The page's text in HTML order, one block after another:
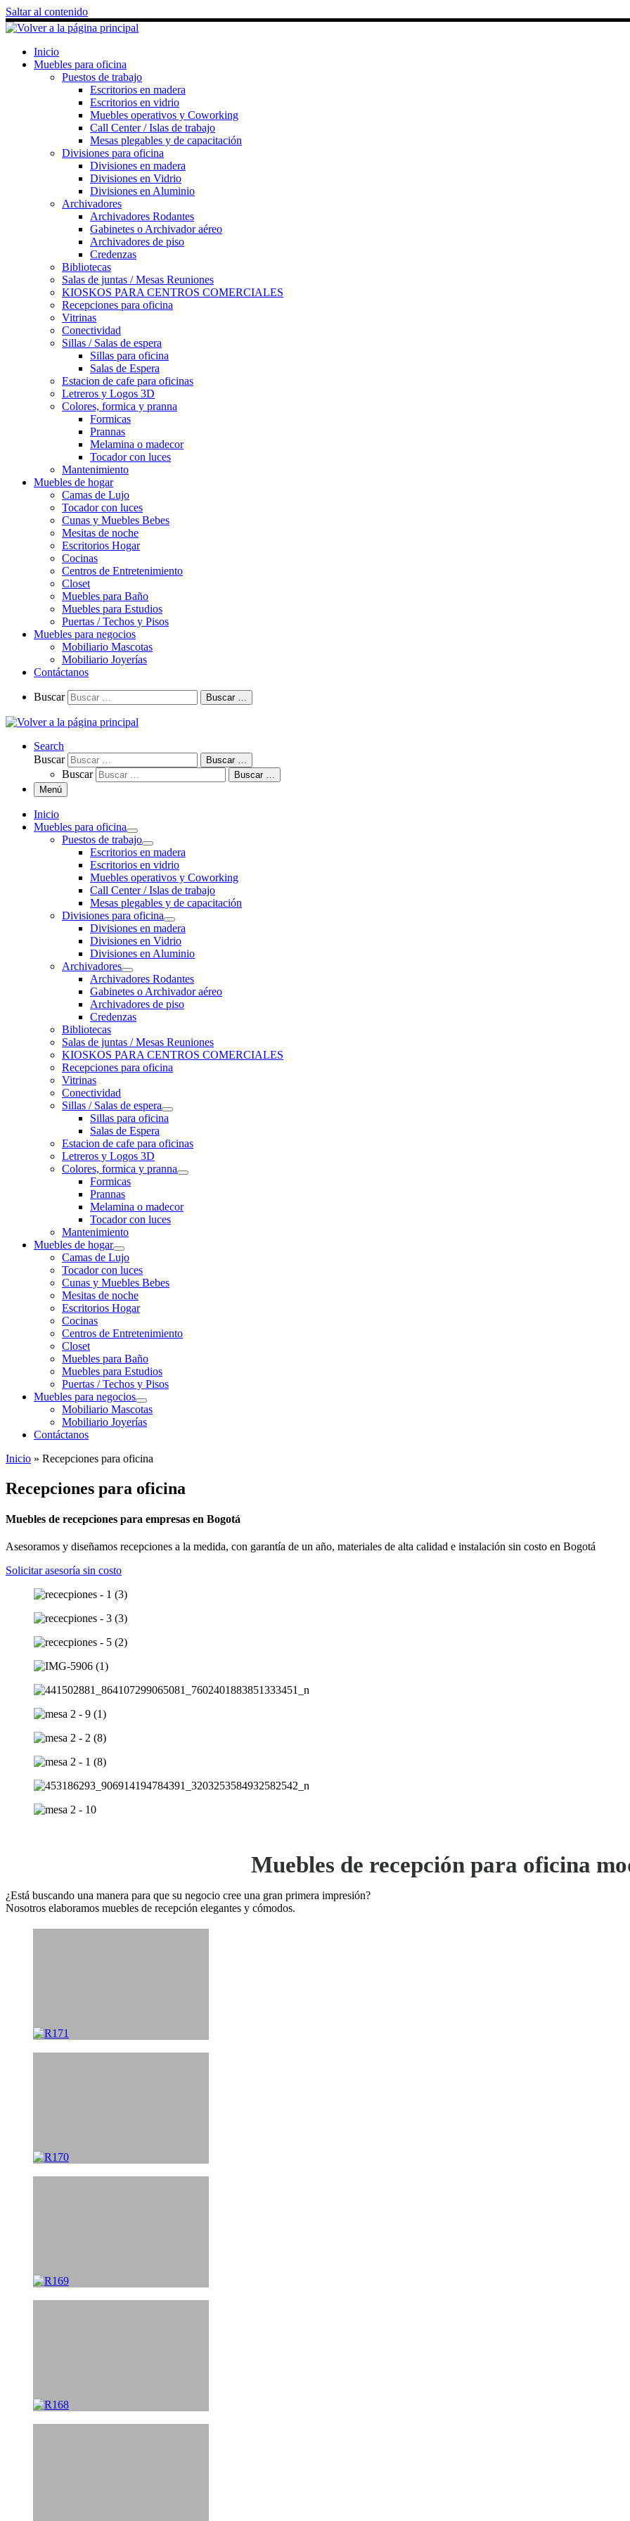
Saltar al contenido
Inicio
Muebles para oficina
Puestos de trabajo
Escritorios en madera
Escritorios en vidrio
Muebles operativos y Coworking
Call Center / Islas de trabajo
Mesas plegables y de capacitación
Divisiones para oficina
Divisiones en madera
Divisiones en Vidrio
Divisiones en Aluminio
Archivadores
Archivadores Rodantes
Gabinetes o Archivador aéreo
Archivadores de piso
Credenzas
Bibliotecas
Salas de juntas / Mesas Reuniones
KIOSKOS PARA CENTROS COMERCIALES
Recepciones para oficina
Vitrinas
Conectividad
Sillas / Salas de espera
Sillas para oficina
Salas de Espera
Estacion de cafe para oficinas
Letreros y Logos 3D
Colores, formica y pranna
Formicas
Prannas
Melamina o madecor
Tocador con luces
Mantenimiento
Muebles de hogar
Camas de Lujo
Tocador con luces
Cunas y Muebles Bebes
Mesitas de noche
Escritorios Hogar
Cocinas
Centros de Entretenimiento
Closet
Muebles para Baño
Muebles para Estudios
Puertas / Techos y Pisos
Muebles para negocios
Mobiliario Mascotas
Mobiliario Joyerías
Contáctanos
Buscar Buscar …
Search
Buscar
Buscar …
Buscar
Buscar …
Menú
Inicio
Muebles para oficina
Puestos de trabajo
Escritorios en madera
Escritorios en vidrio
Muebles operativos y Coworking
Call Center / Islas de trabajo
Mesas plegables y de capacitación
Divisiones para oficina
Divisiones en madera
Divisiones en Vidrio
Divisiones en Aluminio
Archivadores
Archivadores Rodantes
Gabinetes o Archivador aéreo
Archivadores de piso
Credenzas
Bibliotecas
Salas de juntas / Mesas Reuniones
KIOSKOS PARA CENTROS COMERCIALES
Recepciones para oficina
Vitrinas
Conectividad
Sillas / Salas de espera
Sillas para oficina
Salas de Espera
Estacion de cafe para oficinas
Letreros y Logos 3D
Colores, formica y pranna
Formicas
Prannas
Melamina o madecor
Tocador con luces
Mantenimiento
Muebles de hogar
Camas de Lujo
Tocador con luces
Cunas y Muebles Bebes
Mesitas de noche
Escritorios Hogar
Cocinas
Centros de Entretenimiento
Closet
Muebles para Baño
Muebles para Estudios
Puertas / Techos y Pisos
Muebles para negocios
Mobiliario Mascotas
Mobiliario Joyerías
Contáctanos
Inicio » Recepciones para oficina
Recepciones para oficina
Muebles de recepciones para empresas en Bogotá
Asesoramos y diseñamos recepciones a la medida, con garantía de un año, materiales de alta calidad e instalación sin costo en Bogotá
Solicitar asesoría sin costo
Muebles de recepción para oficina
¿Está buscando una manera para que su negocio cree una gran primera impresión?
Nosotros elaboramos muebles de recepción elegantes y cómodos.